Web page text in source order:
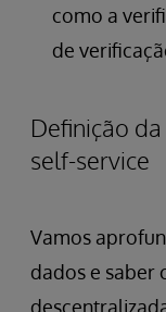
como a
de
Definição
self-service
Vamos
dados e saber